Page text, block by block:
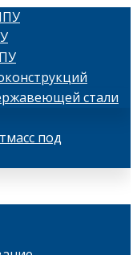
стали
под